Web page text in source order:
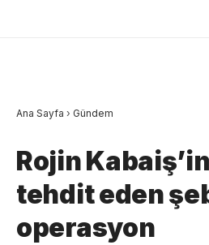
Ana Sayfa › Gündem
Rojin
tehdit eden
operasyon